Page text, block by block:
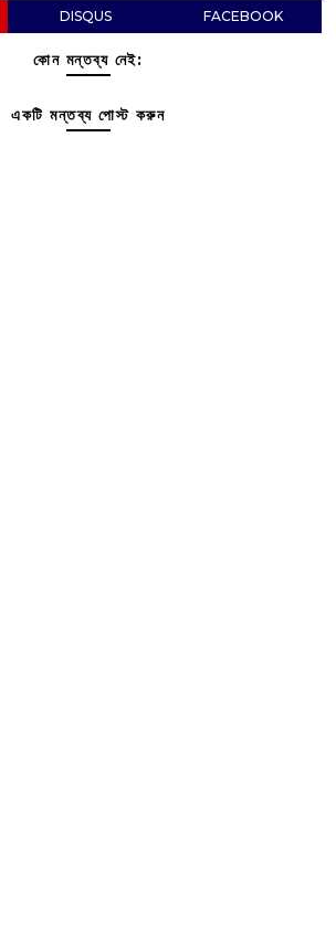
DISQUS FACEBOOK
কোন মন্তব্য নেই:
একটি মন্তব্য পোস্ট করুন